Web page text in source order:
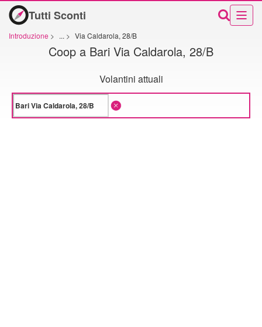
Tutti Sconti
Introduzione > ... > Via Caldarola, 28/B
Coop a Bari Via Caldarola, 28/B
Volantini attuali